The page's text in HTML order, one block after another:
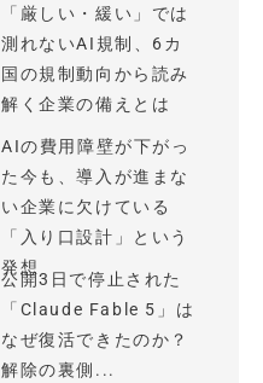
「厳しい・緩い」では
測れないAI規制、6カ
国の規制動向から読み
解く企業の備えとは
AIの費用障壁が下がっ
た今も、導入が進まな
い企業に欠けている
「入り口設計」という
発想
公開3日で停止された
「Claude Fable 5」は
なぜ復活できたのか？
解除の裏側...